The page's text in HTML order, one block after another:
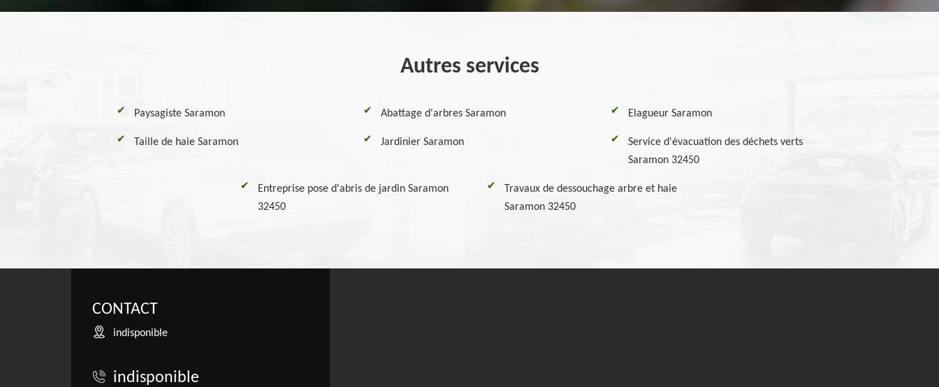
Autres services
Paysagiste Saramon Abattage d'arbres Saramon Elagueur Saramon
Taille de haie Saramon Jardinier Saramon
Service d'évacuation des déchets verts
Saramon 32450
Entreprise pose d'abris de jardin Saramon
32450
Travaux de dessouchage arbre et haie
Saramon 32450
CONTACT
indisponible
indisponible